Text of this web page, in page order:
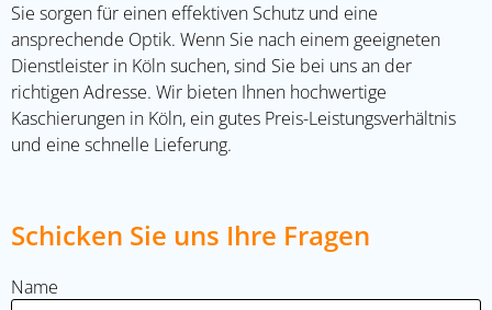
Sie sorgen für einen effektiven Schutz und eine
ansprechende Optik. Wenn Sie nach einem geeigneten
Dienstleister in Köln suchen, sind Sie bei uns an der
richtigen Adresse. Wir bieten Ihnen hochwertige
Kaschierungen in Köln, ein gutes Preis-Leistungsverhältnis
und eine schnelle Lieferung.
Schicken Sie uns Ihre Fragen
Name